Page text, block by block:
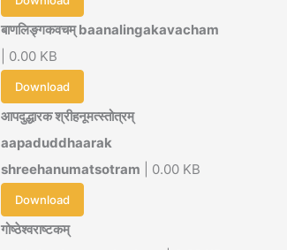
बाणलिङ्गकवचम् baanalingakavacham
| 0.00 KB
Download
आपदुद्धारक श्रीहनूमत्स्तोत्रम्
aapaduddhaarak
shreehanumatsotram | 0.00 KB
Download
गोष्ठेश्वराष्टकम्